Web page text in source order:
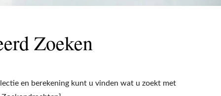
Zoeken
en berekening kunt u vinden wat u zoekt met